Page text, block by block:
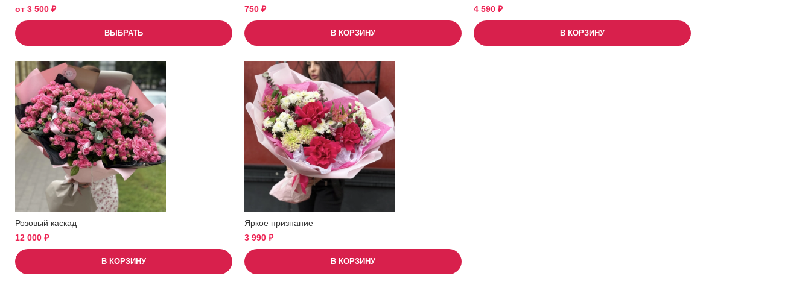
от 3 500 ₽
ВЫБРАТЬ
750 ₽
В КОРЗИНУ
4 590 ₽
В КОРЗИНУ
Розовый каскад
12 000 ₽
В КОРЗИНУ
Яркое признание
3 990 ₽
В КОРЗИНУ